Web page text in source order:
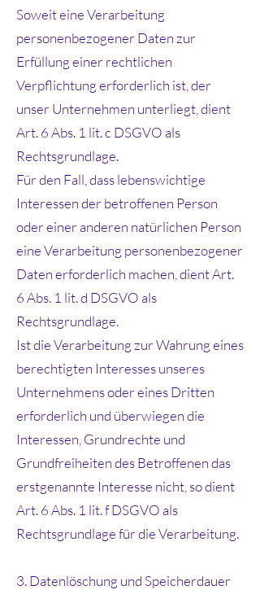
Soweit eine Verarbeitung
personenbezogener Daten zur
Erfüllung einer rechtlichen
Verpflichtung erforderlich ist, der
unser Unternehmen unterliegt, dient
Art. 6 Abs. 1 lit. c DSGVO als
Rechtsgrundlage.
Für den Fall, dass lebenswichtige
Interessen der betroffenen Person
oder einer anderen natürlichen Person
eine Verarbeitung personenbezogener
Daten erforderlich machen, dient Art.
6 Abs. 1 lit. d DSGVO als
Rechtsgrundlage.
Ist die Verarbeitung zur Wahrung eines
berechtigten Interesses unseres
Unternehmens oder eines Dritten
erforderlich und überwiegen die
Interessen, Grundrechte und
Grundfreiheiten des Betroffenen das
erstgenannte Interesse nicht, so dient
Art. 6 Abs. 1 lit. f DSGVO als
Rechtsgrundlage für die Verarbeitung.
3. Datenlöschung und Speicherdauer